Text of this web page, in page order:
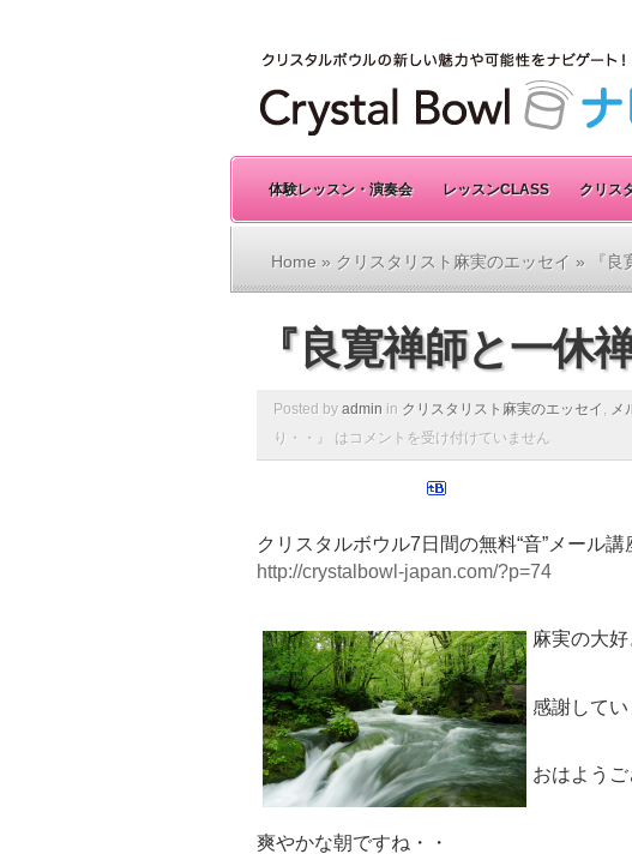
体験レッスン・演奏会 レッスンCLASS クリス
Home » クリスタリスト麻実のエッセイ » 『良
『良寛禅師と一休
Posted by admin in クリスタリスト麻実のエッセイ , メ
り・・』 は コメントを受け付けていません
クリスタルボウル7日間の無料“音”メール
http://crystalbowl-japan.com/?p=74
麻実の大好
感謝してい
おはようご
爽やかな朝ですね・・